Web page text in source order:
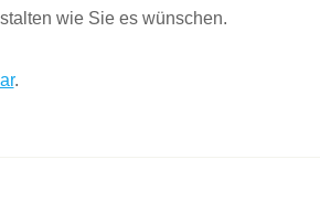
wie Sie es wünschen.
.